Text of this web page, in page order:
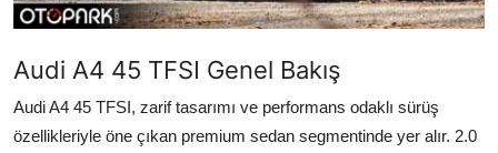
Lastik & Jant
Yağlar & Sıvılar
LPG & Yakıt
Audi A4 45 TFSI Genel Bakış
Audi A4 45 TFSI, zarif tasarımı ve performans odaklı sürüş
özellikleriyle öne çıkan premium sedan segmentinde yer alır. 2.0